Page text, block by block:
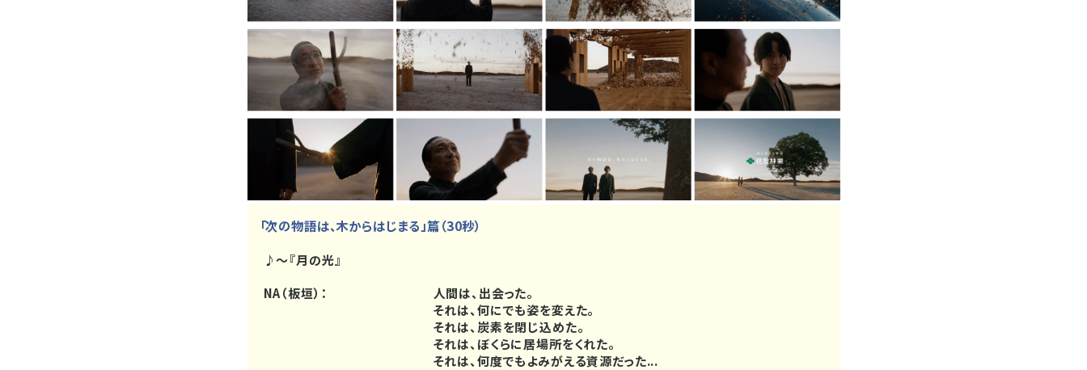
「次の物語は、木からはじまる」篇（30秒）
♪～『月の光』
NA（板垣）：
人間は、出会った。
それは、何にでも姿を変えた。
それは、炭素を閉じ込めた。
それは、ぼくらに居場所をくれた。
それは、何度でもよみがえる資源だった...